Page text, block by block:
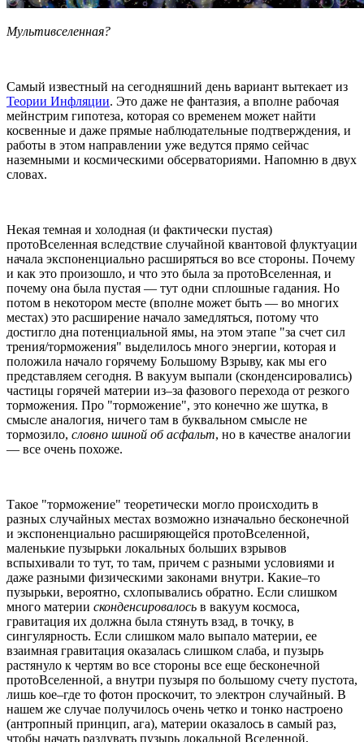
Мультивселенная?
Самый известный на сегодняшний день вариант вытекает из
Теории Инфляции. Это даже не фантазия, а вполне рабочая
мейнстрим гипотеза, которая со временем может найти
косвенные и даже прямые наблюдательные подтверждения, и
работы в этом направлении уже ведутся прямо сейчас
наземными и космическими обсерваториями. Напомню в двух
словах.
Некая темная и холодная (и фактически пустая)
протоВселенная вследствие случайной квантовой флуктуации
начала экспоненциально расширяться во все стороны. Почему
и как это произошло, и что это была за протоВселенная, и
почему она была пустая — тут одни сплошные гадания. Но
потом в некотором месте (вполне может быть — во многих
местах) это расширение начало замедляться, потому что
достигло дна потенциальной ямы, на этом этапе "за счет сил
трения/торможения" выделилось много энергии, которая и
положила начало горячему Большому Взрыву, как мы его
представляем сегодня. В вакуум выпали (сконденсировались)
частицы горячей материи из–за фазового перехода от резкого
торможения. Про "торможение", это конечно же шутка, в
смысле аналогия, ничего там в буквальном смысле не
тормозило, словно шиной об асфальт, но в качестве аналогии
— все очень похоже.
Такое "торможение" теоретически могло происходить в
разных случайных местах возможно изначально бесконечной
и экспоненциально расширяющейся протоВселенной,
маленькие пузырьки локальных больших взрывов
вспыхивали то тут, то там, причем с разными условиями и
даже разными физическими законами внутри. Какие–то
пузырьки, вероятно, схлопывались обратно. Если слишком
много материи сконденсировалось в вакуум космоса,
гравитация их должна была стянуть взад, в точку, в
сингулярность. Если слишком мало выпало материи, ее
взаимная гравитация оказалась слишком слаба, и пузырь
растянуло к чертям во все стороны все еще бесконечной
протоВселенной, а внутри пузыря по большому счету пустота,
лишь кое–где то фотон проскочит, то электрон случайный. В
нашем же случае получилось очень четко и тонко настроено
(антропный принцип, ага), материи оказалось в самый раз,
чтобы начать раздувать пузырь локальной Вселенной,